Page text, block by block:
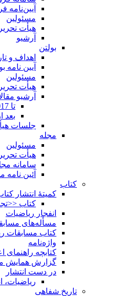
آیین‌نامه
مسئولین
هیأت
آرشیو
بولتن
اهداف و
آیین نامه
مسئولین
هیأت
آرشیو
تا 2017
بعد از
جلسات
مجله
مسئولین
هیأت
سامانه
آئین
کتاب
کمیتۀ انتشار
کتاب
انفجار ریاضیات
مسأله‌های
کتاب مسابقات
واژه‌نامه
کتابچه راهنمای اعضا
گزارش همایش
در دست انتشار
ریاضیات،
تاریخ شفاهی